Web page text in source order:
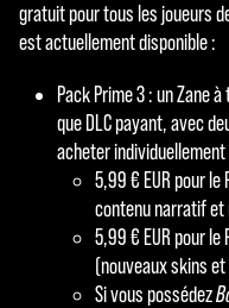
gratuit pour tous les joueurs
est actuellement disponible :
Pack Prime 3 : un Zane
que DLC payant, avec
acheter individuellement
5,99 € EUR pour le
contenu narratif et
5,99 € EUR pour le
(nouveaux skins
Si vous possédez